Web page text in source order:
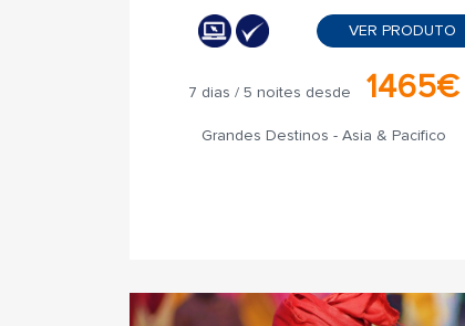
VER PRODUTO
7 dias / 5 noites desde 1465€
Grandes Destinos - Asia & Pacifico